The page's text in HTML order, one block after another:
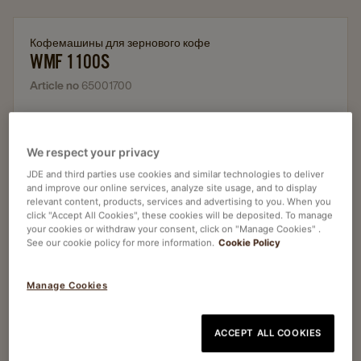
Кофемашины для зернового кофе
WMF 1100S
Article no65001700
40 напитков в меню
До 80 чашек в сутки
На свежем молоке
7‑дюймовый цветной сенсорный дисплей
Запросить коммерческое
Запросить дополнительную информацию
We respect your privacy
JDE and third parties use cookies and similar technologies to deliver
and improve our online services, analyze site usage, and to display
relevant content, products, services and advertising to you. When you
click "Accept All Cookies", these cookies will be deposited. To manage
your cookies or withdraw your consent, click on "Manage Cookies" .
See our cookie policy for more information. Cookie Policy
Manage Cookies
ACCEPT ALL COOKIES